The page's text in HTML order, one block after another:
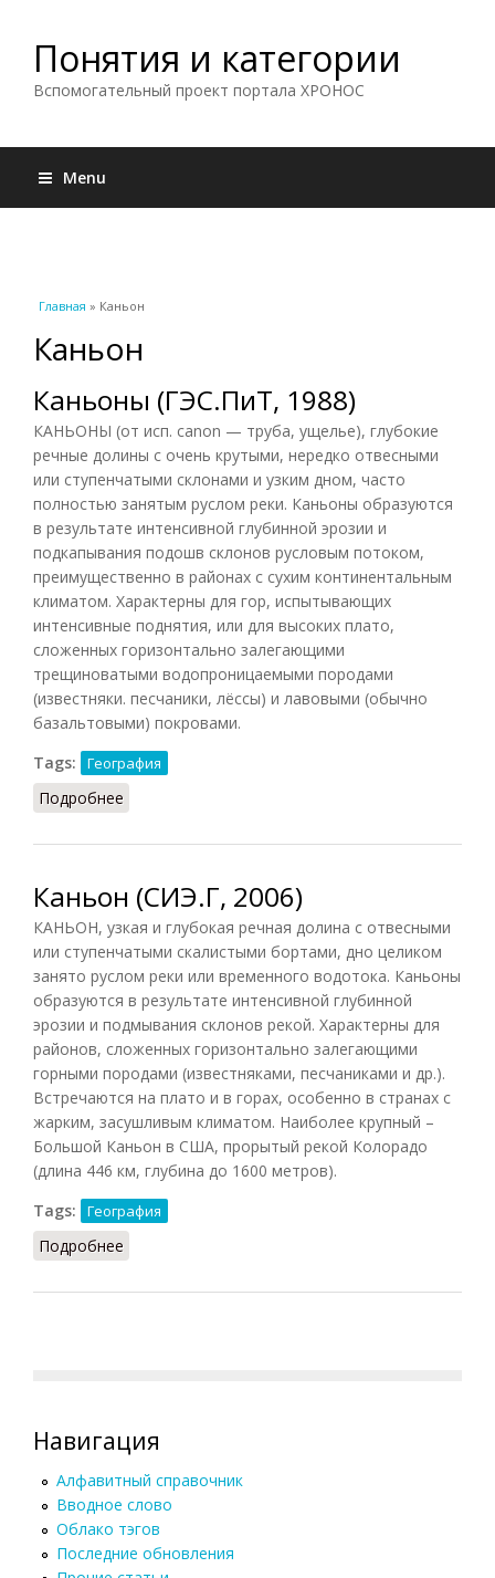
Понятия и категории
Вспомогательный проект портала ХРОНОС
Menu
Вы здесь
Главная » Каньон
Каньон
Каньоны (ГЭС.ПиТ, 1988)
КАНЬОНЫ (от исп. canon — труба, ущелье), глубокие
речные долины с очень крутыми, нередко отвесными
или ступенчатыми склонами и узким дном, часто
полностью занятым руслом реки. Каньоны образуются
в результате интенсивной глубинной эрозии и
подкапывания подошв склонов русловым потоком,
преимущественно в районах с сухим континентальным
климатом. Характерны для гор, испытывающих
интенсивные поднятия, или для высоких плато,
сложенных горизонтально залегающими
трещиноватыми водопроницаемыми породами
(известняки. песчаники, лёссы) и лавовыми (обычно
базальтовыми) покровами.
Tags:
География
Подробнее
Каньон (СИЭ.Г, 2006)
КАНЬОН, узкая и глубокая речная долина с отвесными
или ступенчатыми скалистыми бортами, дно целиком
занято руслом реки или временного водотока. Каньоны
образуются в результате интенсивной глубинной
эрозии и подмывания склонов рекой. Характерны для
районов, сложенных горизонтально залегающими
горными породами (известняками, песчаниками и др.).
Встречаются на плато и в горах, особенно в странах с
жарким, засушливым климатом. Наиболее крупный –
Большой Каньон в США, прорытый рекой Колорадо
(длина 446 км, глубина до 1600 метров).
Tags:
География
Подробнее
Навигация
Алфавитный справочник
Вводное слово
Облако тэгов
Последние обновления